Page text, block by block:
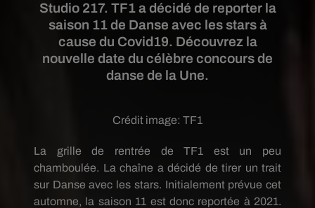
Studio 217. TF1 a décidé de reporter la
saison 11 de Danse avec les stars à
cause du Covid19. Découvrez la
nouvelle date du célèbre concours de
danse de la Une.
Crédit image: TF1
La grille de rentrée de TF1 est un peu
chamboulée. La chaîne a décidé de tirer un trait
sur Danse avec les stars. Initialement prévue cet
automne, la saison 11 est donc reportée à 2021.